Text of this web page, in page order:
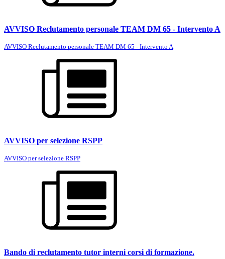
AVVISO Reclutamento personale TEAM DM 65 - Intervento A
AVVISO Reclutamento personale TEAM DM 65 - Intervento A
AVVISO per selezione RSPP
AVVISO per selezione RSPP
Bando di reclutamento tutor interni corsi di formazione.